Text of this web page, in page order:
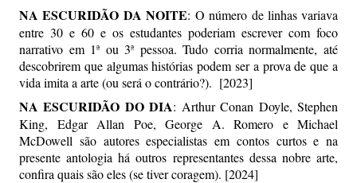
NA ESCURIDÃO DA NOITE: O número de linhas variava
entre 30 e 60 e os estudantes poderiam escrever com foco
narrativo em 1ª ou 3ª pessoa. Tudo corria normalmente, até
descobrirem que algumas histórias podem ser a prova de que a
vida imita a arte (ou será o contrário?). [2023]
NA ESCURIDÃO DO DIA: Arthur Conan Doyle, Stephen
King, Edgar Allan Poe, George A. Romero e Michael
McDowell são autores especialistas em contos curtos e na
presente antologia há outros representantes dessa nobre arte,
confira quais são eles (se tiver coragem). [2024]